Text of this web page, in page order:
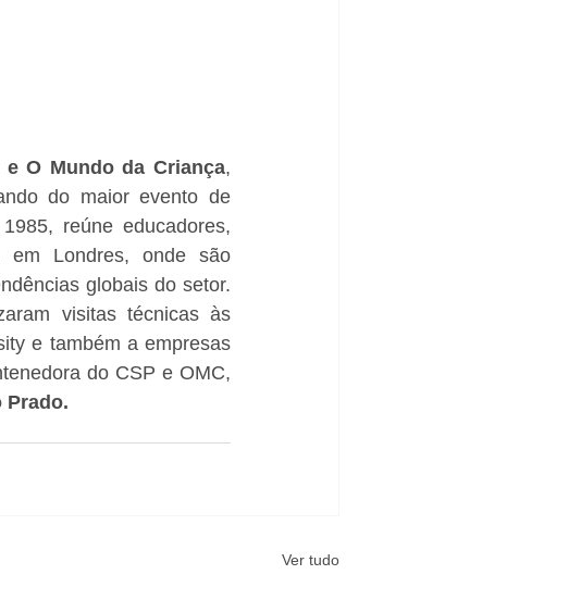
O Mundo da Criança
do maior evento de
reúne educadores,
em Londres, onde são
globais do setor.
visitas técnicas às
e também a empresas
Prado.
Ver tudo